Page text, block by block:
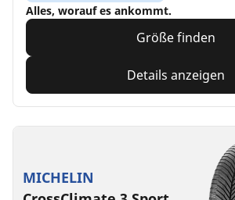
Alles, worauf es ankommt.
Größe finden
Details anzeigen
MICHELIN